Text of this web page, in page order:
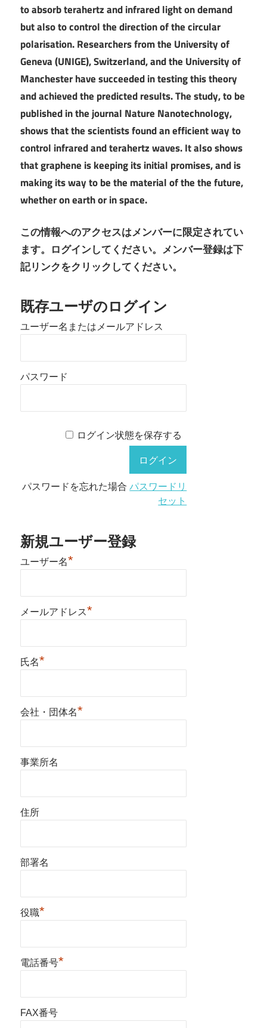
to absorb terahertz and infrared light on demand
but also to control the direction of the circular
polarisation. Researchers from the University of
Geneva (UNIGE), Switzerland, and the University of
Manchester have succeeded in testing this theory
and achieved the predicted results. The study, to be
published in the journal Nature Nanotechnology,
shows that the scientists found an efficient way to
control infrared and terahertz waves. It also shows
that graphene is keeping its initial promises, and is
making its way to be the material of the the future,
whether on earth or in space.
この情報へのアクセスはメンバーに限定されてい
ます。ログインしてください。メンバー登録は下
記リンクをクリックしてください。
既存ユーザのログイン
ユーザー名またはメールアドレス
パスワード
ログイン状態を保存する
パスワードを忘れた場合パスワードリ
セット
新規ユーザー登録
ユーザー名*
メールアドレス*
氏名*
会社・団体名*
事業所名
住所
部署名
役職*
電話番号*
FAX番号